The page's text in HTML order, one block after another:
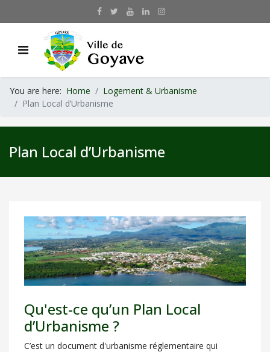
You are here: Home
Logement & Urbanisme
Plan Local d’Urbanisme
Plan Local d’Urbanisme
Qu'est-ce qu’un Plan Local
d’Urbanisme ?
C’est un document d'urbanisme réglementaire qui